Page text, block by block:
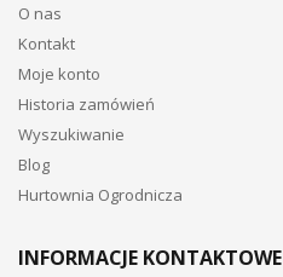
O nas
Kontakt
Moje konto
Historia zamówień
Wyszukiwanie
Blog
Hurtownia Ogrodnicza
INFORMACJE KONTAKTOWE